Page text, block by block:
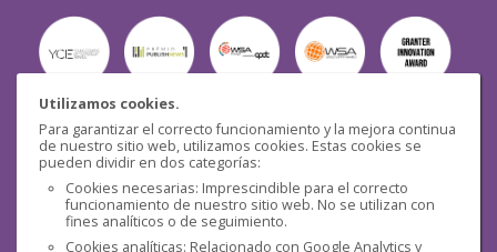
Utilizamos cookies.
Para garantizar el correcto funcionamiento y la mejora continua
de nuestro sitio web, utilizamos cookies. Estas cookies se
pueden dividir en dos categorías:
Cookies necesarias: Imprescindible para el correcto
funcionamiento de nuestro sitio web. No se utilizan con
fines analíticos o de seguimiento.
Cookies analíticas: Relacionado con Google Analytics y
Seguridad